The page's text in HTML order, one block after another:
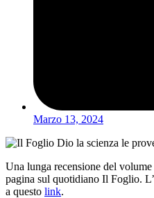
Marzo 13, 2024
Una lunga recensione del volume
pagina sul quotidiano Il Foglio.
a questo link.